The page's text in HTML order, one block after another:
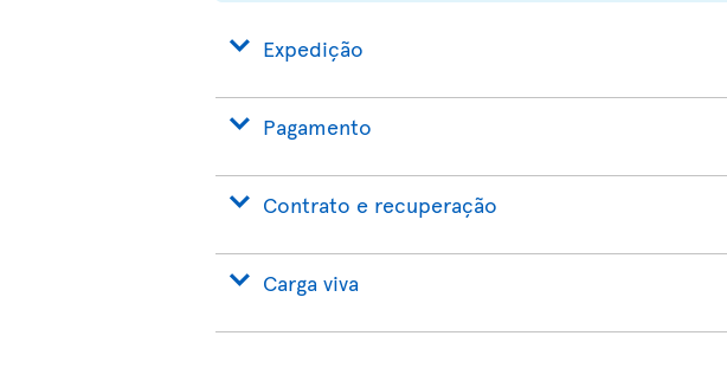
Expedição
Pagamento
Contrato e recuperação
Carga viva